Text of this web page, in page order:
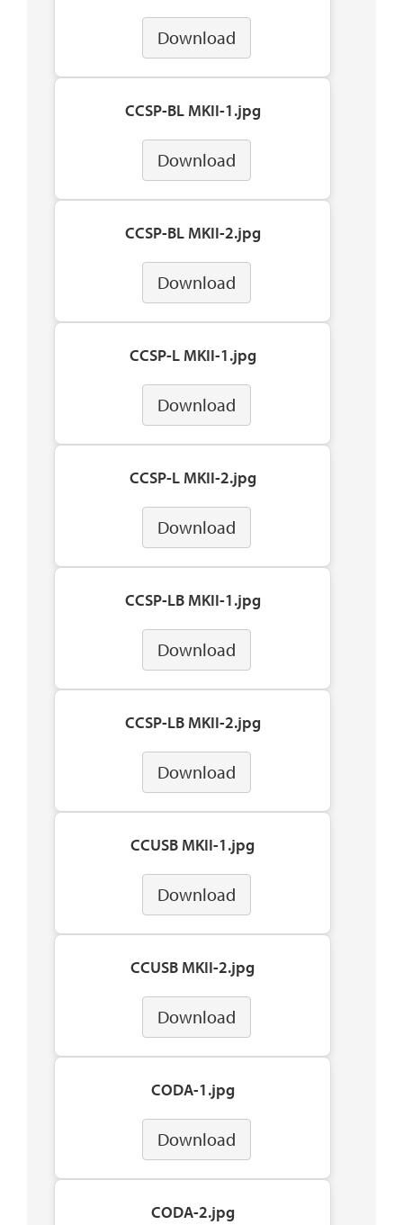
Download
CCSP-BL MKII-1.jpg
Download
CCSP-BL MKII-2.jpg
Download
CCSP-L MKII-1.jpg
Download
CCSP-L MKII-2.jpg
Download
CCSP-LB MKII-1.jpg
Download
CCSP-LB MKII-2.jpg
Download
CCUSB MKII-1.jpg
Download
CCUSB MKII-2.jpg
Download
CODA-1.jpg
Download
CODA-2.jpg